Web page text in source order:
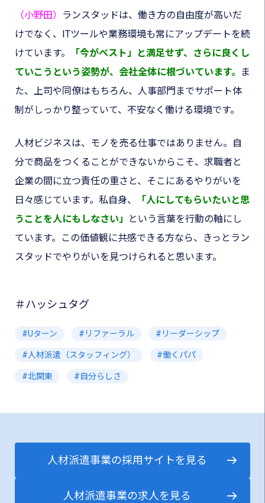
（小野田）
ランスタッドは、働き方の自由度が高いだ
けでなく、ITツールや業務環境も常にアップデートを続
けています。
「今がベスト」と満足せず、さらに良くし
ていこうという姿勢が、会社全体に根づいています。
ま
た、上司や同僚はもちろん、人事部門までサポート体
制がしっかり整っていて、不安なく働ける環境です。
人材ビジネスは、モノを売る仕事ではありません。自
分で商品をつくることができないからこそ、求職者と
企業の間に立つ責任の重さと、そこにあるやりがいを
日々感じています。私自身、
「人にしてもらいたいと思
うことを人にもしなさい」
という言葉を行動の軸にし
ています。この価値観に共感できる方なら、きっとラン
スタッドでやりがいを見つけられると思います。
＃ハッシュタグ
Uターン リファーラル リーダーシップ
人材派遣（スタッフィング） 働くパパ
北関東 自分らしさ
人材派遣事業の採用サイトを見る
人材派遣事業の求人を見る